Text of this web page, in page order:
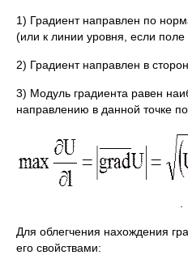
1) Градиент направлен по
(или к линии уровня, если поле
2) Градиент направлен в
3) Модуль градиента равен
направлению в данной точке
Для облегчения нахождения
его свойствами: